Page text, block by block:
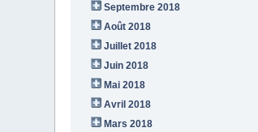
Septembre 2018
Août 2018
Juillet 2018
Juin 2018
Mai 2018
Avril 2018
Mars 2018